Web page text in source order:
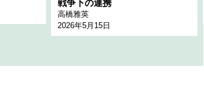
戦争下の連携
高橋雅英
2026年5月15日